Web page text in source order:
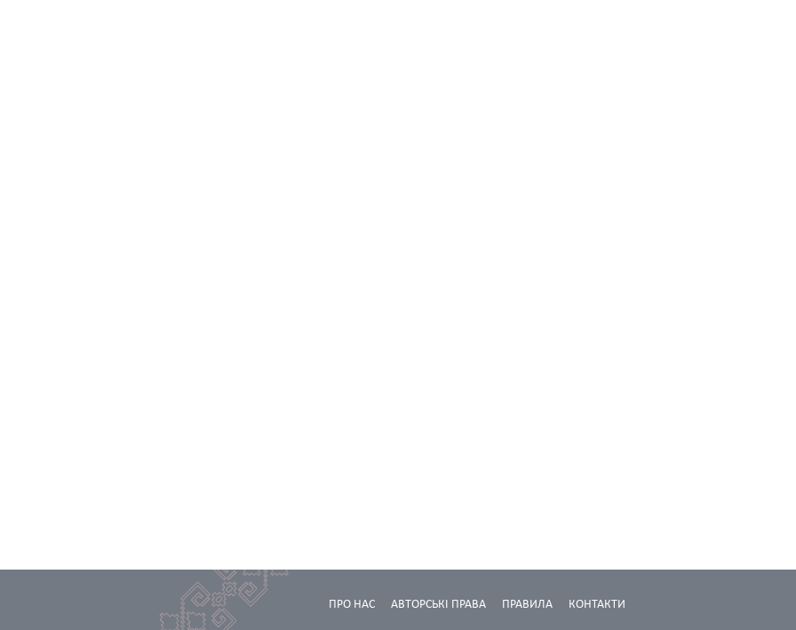
КОНТАКТИ
ПРАВИЛА
АВТОРСЬКІ ПРАВА
ПРО НАС